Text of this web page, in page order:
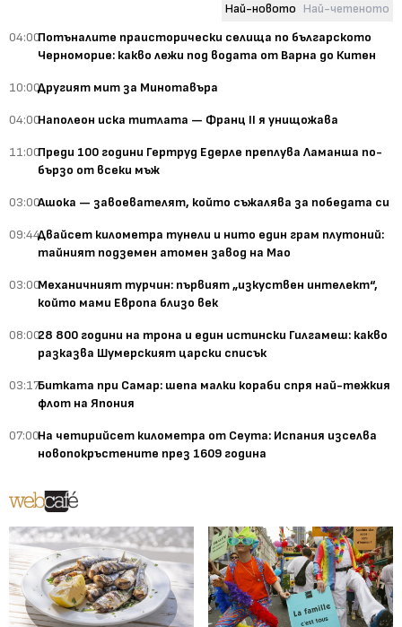
Най-новото Най-четеното
04:00Потъналите праисторически селища по българското
Черноморие: какво лежи под водата от Варна до Китен
10:00Другият мит за Минотавъра
04:00Наполеон иска титлата — Франц II я унищожава
11:00Преди 100 години Гертруд Едерле преплува Ламанша по-
бързо от всеки мъж
03:00Ашока — завоевателят, който съжалява за победата си
09:44Двайсет километра тунели и нито един грам плутоний:
тайният подземен атомен завод на Мао
03:00Механичният турчин: първият „изкуствен интелект“,
който мами Европа близо век
08:0028 800 години на трона и един истински Гилгамеш: какво
разказва Шумерският царски списък
03:17Битката при Самар: шепа малки кораби спря най-тежкия
флот на Япония
07:00На четирийсет километра от Сеута: Испания изселва
новопокръстените през 1609 година